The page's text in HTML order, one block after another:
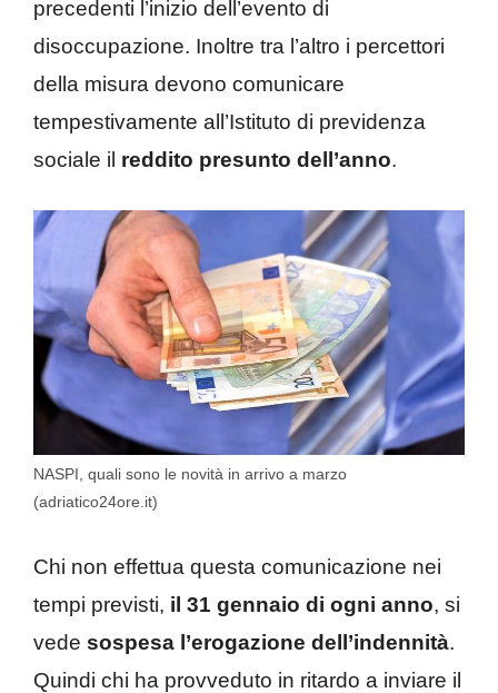
precedenti l’inizio dell’evento di
disoccupazione. Inoltre tra l’altro i percettori
della misura devono comunicare
tempestivamente all’Istituto di previdenza
sociale il reddito presunto dell’anno.
NASPI, quali sono le novità in arrivo a marzo
(adriatico24ore.it)
Chi non effettua questa comunicazione nei
tempi previsti, il 31 gennaio di ogni anno, si
vede sospesa l’erogazione dell’indennità.
Quindi chi ha provveduto in ritardo a inviare il